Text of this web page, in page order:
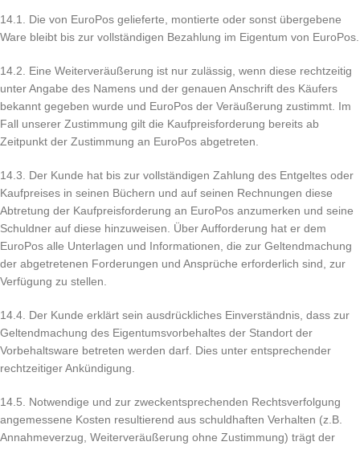
14.1. Die von EuroPos gelieferte, montierte oder sonst übergebene
Ware bleibt bis zur vollständigen Bezahlung im Eigentum von EuroPos.
14.2. Eine Weiterveräußerung ist nur zulässig, wenn diese rechtzeitig
unter Angabe des Namens und der genauen Anschrift des Käufers
bekannt gegeben wurde und EuroPos der Veräußerung zustimmt. Im
Fall unserer Zustimmung gilt die Kaufpreisforderung bereits ab
Zeitpunkt der Zustimmung an EuroPos abgetreten.
14.3. Der Kunde hat bis zur vollständigen Zahlung des Entgeltes oder
Kaufpreises in seinen Büchern und auf seinen Rechnungen diese
Abtretung der Kaufpreisforderung an EuroPos anzumerken und seine
Schuldner auf diese hinzuweisen. Über Aufforderung hat er dem
EuroPos alle Unterlagen und Informationen, die zur Geltendmachung
der abgetretenen Forderungen und Ansprüche erforderlich sind, zur
Verfügung zu stellen.
14.4. Der Kunde erklärt sein ausdrückliches Einverständnis, dass zur
Geltendmachung des Eigentumsvorbehaltes der Standort der
Vorbehaltsware betreten werden darf. Dies unter entsprechender
rechtzeitiger Ankündigung.
14.5. Notwendige und zur zweckentsprechenden Rechtsverfolgung
angemessene Kosten resultierend aus schuldhaften Verhalten (z.B.
Annahmeverzug, Weiterveräußerung ohne Zustimmung) trägt der